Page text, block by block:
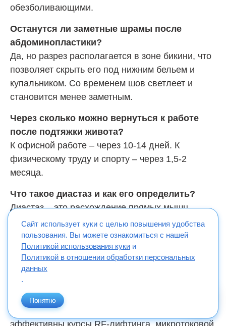
обезболивающими.
Останутся ли заметные шрамы после
абдоминопластики?
Да, но разрез располагается в зоне бикини, что
позволяет скрыть его под нижним бельем и
купальником. Со временем шов светлеет и
становится менее заметным.
Через сколько можно вернуться к работе
после подтяжки живота?
К офисной работе – через 10-14 дней. К
физическому труду и спорту – через 1,5-2
месяца.
Что такое диастаз и как его определить?
Диастаз – это расхождение прямых мышц
живота. Проверить его можно самостоятельно:
лягте на спину, согните ноги в коленях и
приподнимите голову. Если по средней линии
живота появляется валикообразное
выпячивание – это диастаз.
Можно ли убрать живот без операции?
Да, при незначительных изменениях
Сайт использует куки с целью повышения удобства
пользования. Вы можете ознакомиться с нашей
Политикой использования куки и
Политикой в отношении обработки персональных
данных
.
Понятно